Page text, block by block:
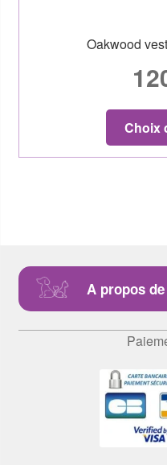
Oakwood
Choix
A propos